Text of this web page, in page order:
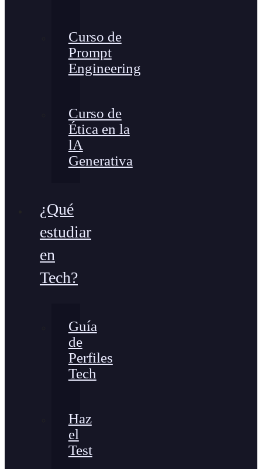
Curso de
Prompt
Engineering
Curso de
Ética en la
lA
Generativa
¿Qué
estudiar
en
Tech?
Guía
de
Perfiles
Tech
Haz
el
Test